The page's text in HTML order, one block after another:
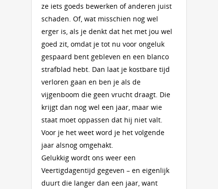
ze iets goeds bewerken of anderen juist
schaden. Of, wat misschien nog wel
erger is, als je denkt dat het met jou wel
goed zit, omdat je tot nu voor ongeluk
gespaard bent gebleven en een blanco
strafblad hebt. Dan laat je kostbare tijd
verloren gaan en ben je als de
vijgenboom die geen vrucht draagt. Die
krijgt dan nog wel een jaar, maar wie
staat moet oppassen dat hij niet valt.
Voor je het weet word je het volgende
jaar alsnog omgehakt.
Gelukkig wordt ons weer een
Veertigdagentijd gegeven – en eigenlijk
duurt die langer dan een jaar, want